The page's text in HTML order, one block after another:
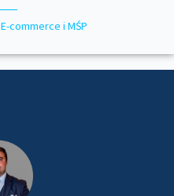
E-commerce i MŚP